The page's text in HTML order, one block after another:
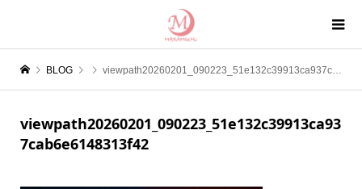
BLOG viewpath20260201_090223_51e132c39913ca937cab6e6148313f42
viewpath20260201_090223_51e132c39913ca93
7cab6e6148313f42